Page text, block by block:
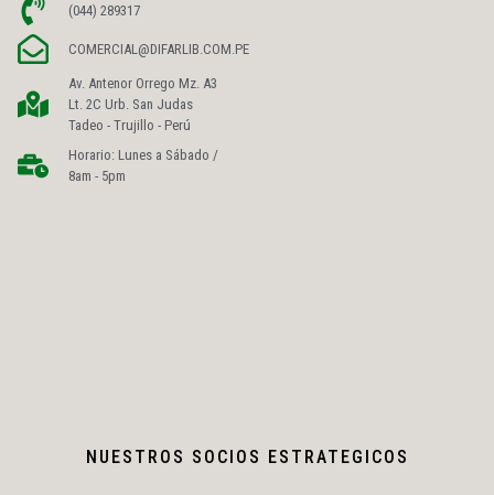
(044) 289317
COMERCIAL@DIFARLIB.COM.PE
Av. Antenor Orrego Mz. A3
Lt. 2C Urb. San Judas
Tadeo - Trujillo - Perú
Horario: Lunes a Sábado /
8am - 5pm
NUESTROS SOCIOS ESTRATEGICOS